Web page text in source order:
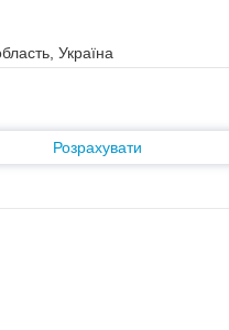
Розрахувати